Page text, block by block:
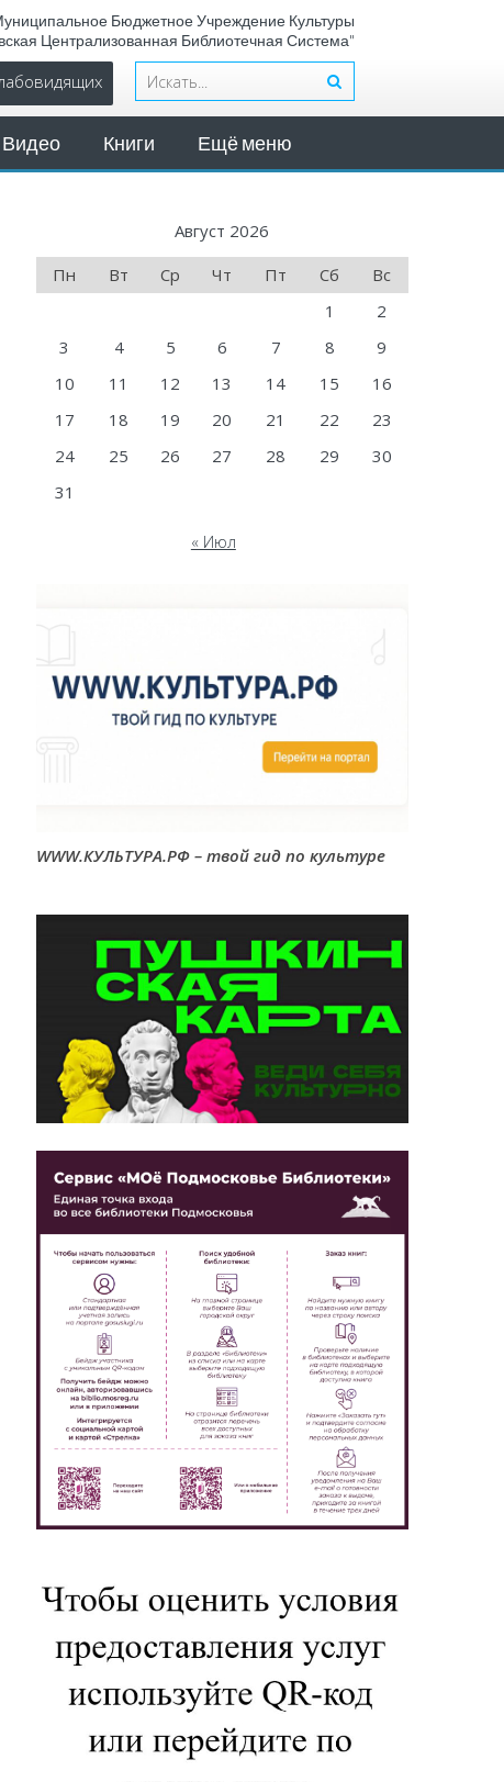
Бюджетное Учреждение Культуры
Централизованная Библиотечная Система"
Видео Книги Ещё меню
Август 2026
Пн
Вт Ср Чт Пт Сб
Вс
1
2
3
4 5 6 7 8
9
10
11 12 13 14 15
16
17
18 19 20 21 22
23
24
25 26 27 28 29
30
31
« Июл
WWW.КУЛЬТУРА.РФ – твой гид по культуре